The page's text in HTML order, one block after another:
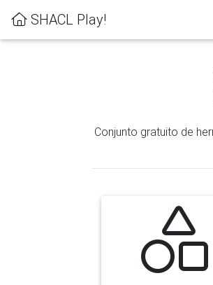
SHACL Play!
Conjunto gratuito de